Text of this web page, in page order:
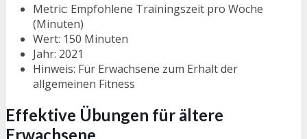
Metric: Empfohlene Trainingszeit pro Woche
(Minuten)
Wert: 150 Minuten
Jahr: 2021
Hinweis: Für Erwachsene zum Erhalt der
allgemeinen Fitness
Effektive Übungen für ältere
Erwachsene